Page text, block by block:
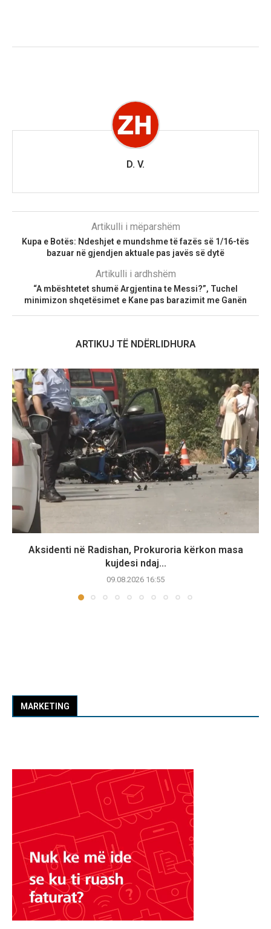
D. V.
Artikulli i mëparshëm
Kupa e Botës: Ndeshjet e mundshme të fazës së 1/16-tës
bazuar në gjendjen aktuale pas javës së dytë
Artikulli i ardhshëm
“A mbështetet shumë Argjentina te Messi?”, Tuchel
minimizon shqetësimet e Kane pas barazimit me Ganën
ARTIKUJ TË NDËRLIDHURA
Aksidenti në Radishan, Prokuroria kërkon masa
kujdesi ndaj...
09.08.2026 16:55
MARKETING